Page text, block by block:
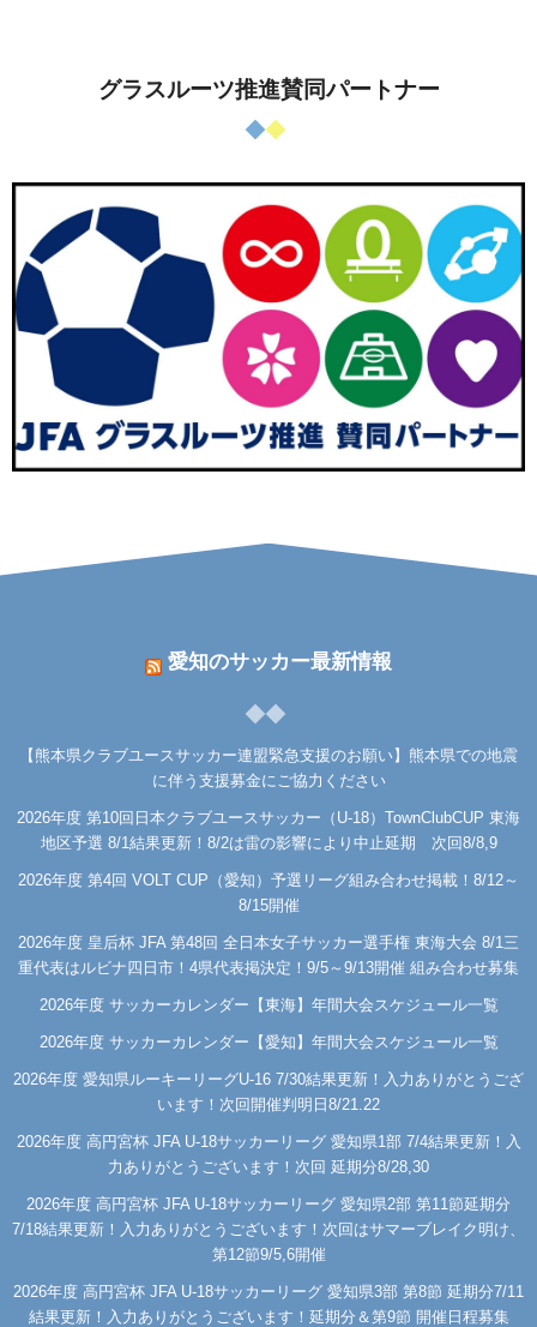
グラスルーツ推進賛同パートナー
愛知のサッカー最新情報
【熊本県クラブユースサッカー連盟緊急支援のお願い】熊本県での地震
に伴う支援募金にご協力ください
2026年度 第10回日本クラブユースサッカー（U-18）TownClubCUP 東海
地区予選 8/1結果更新！8/2は雷の影響により中止延期 次回8/8,9
2026年度 第4回 VOLT CUP（愛知）予選リーグ組み合わせ掲載！8/12～
8/15開催
2026年度 皇后杯 JFA 第48回 全日本女子サッカー選手権 東海大会 8/1三
重代表はルビナ四日市！4県代表掲決定！9/5～9/13開催 組み合わせ募集
2026年度 サッカーカレンダー【東海】年間大会スケジュール一覧
2026年度 サッカーカレンダー【愛知】年間大会スケジュール一覧
2026年度 愛知県ルーキーリーグU-16 7/30結果更新！入力ありがとうござ
います！次回開催判明日8/21.22
2026年度 高円宮杯 JFA U-18サッカーリーグ 愛知県1部 7/4結果更新！入
力ありがとうございます！次回 延期分8/28,30
2026年度 高円宮杯 JFA U-18サッカーリーグ 愛知県2部 第11節延期分
7/18結果更新！入力ありがとうございます！次回はサマーブレイク明け、
第12節9/5,6開催
2026年度 高円宮杯 JFA U-18サッカーリーグ 愛知県3部 第8節 延期分7/11
結果更新！入力ありがとうございます！延期分＆第9節 開催日程募集